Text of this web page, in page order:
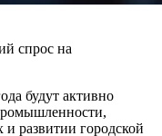
спрос на
будут активно
и развитии городской